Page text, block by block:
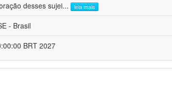
desses sujei... leia mais
- Brasil
BRT 2027